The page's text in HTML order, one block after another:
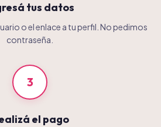
tus datos
o el enlace a tu perfil. No pedimos
contraseña.
3
el pago